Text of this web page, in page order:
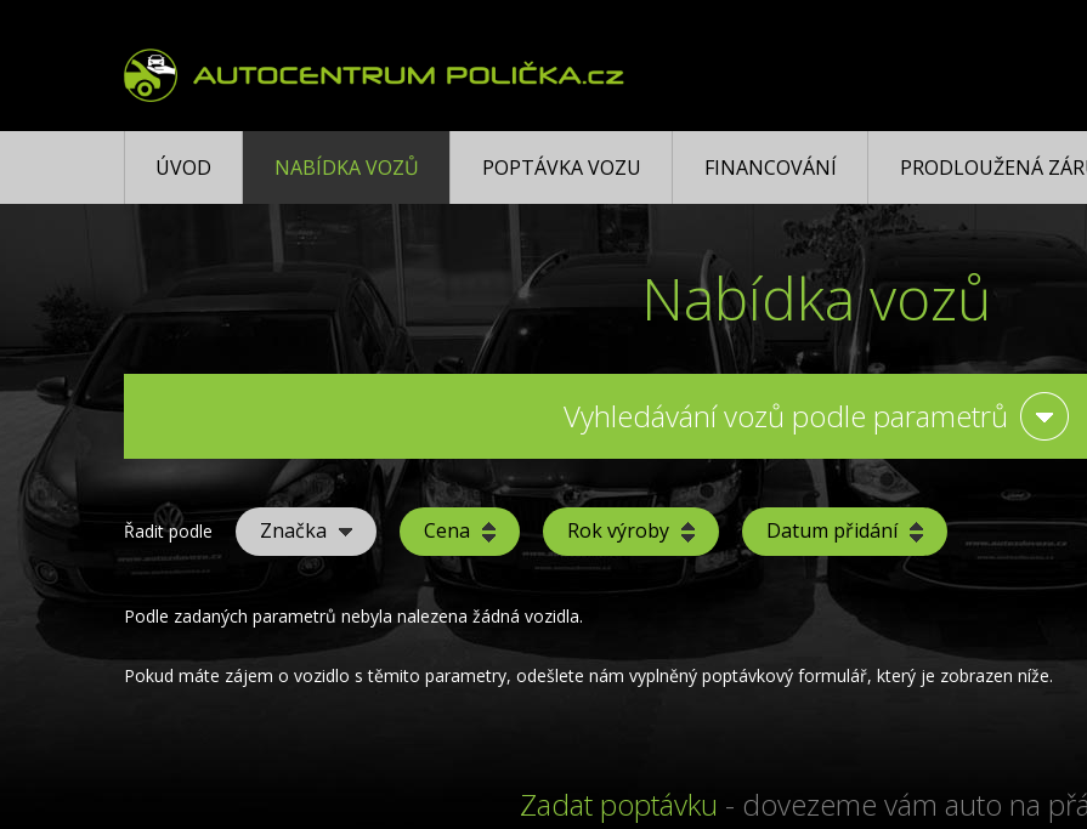
ÚVOD NABÍDKA VOZŮ POPTÁVKA VOZU FINANCOVÁNÍ PRODLOUŽENÁ
Nabídka vozů
Vyhledávání vozů podle parametrů
Řadit podle Značka Cena Rok výroby Datum přidání
Podle zadaných parametrů nebyla nalezena žádná vozidla.
Pokud máte zájem o vozidlo s těmito parametry, odešlete nám vyplněný poptávkový formulář, který je zobrazen níže.
Zadat poptávku - dovezeme vám auto na